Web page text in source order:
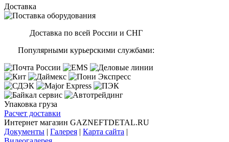
Доставка
Доставка по всей России и СНГ
Популярными курьерскими службами:
Упаковка груза
Расчет доставки
Интернет магазин GAZNEFTDETAL.RU
Документы | Галерея | Карта сайта |